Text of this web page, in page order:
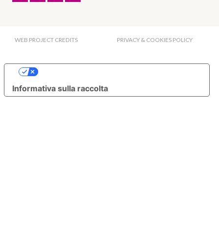
WEB PROJECT CREDITS PRIVACY & COOKIES POLICY
Informativa sulla raccolta
Le tue preferenze relative alla privacy